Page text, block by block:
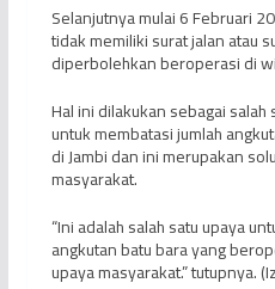
Selanjutnya mulai 6 Februari
tidak memiliki surat jalan atau
diperbolehkan beroperasi di
Hal ini dilakukan sebagai
untuk membatasi jumlah
di Jambi dan ini merupakan
masyarakat.
“Ini adalah salah satu upaya
angkutan batu bara yang
upaya masyarakat.” tutupnya.